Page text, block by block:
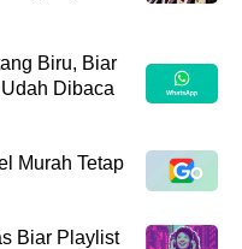
Biru, Biar
Dibaca
Murah Tetap
Biar Playlist